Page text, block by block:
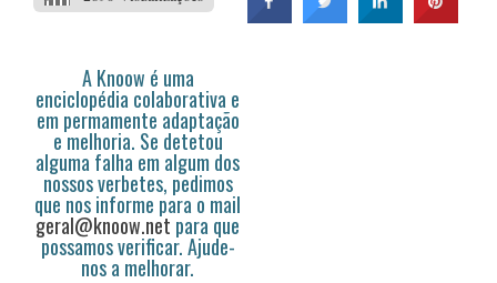
A Knoow é uma
enciclopédia colaborativa e
em permamente adaptação
e melhoria. Se detetou
alguma falha em algum dos
nossos verbetes, pedimos
que nos informe para o mail
geral@knoow.net para que
possamos verificar. Ajude-
nos a melhorar.